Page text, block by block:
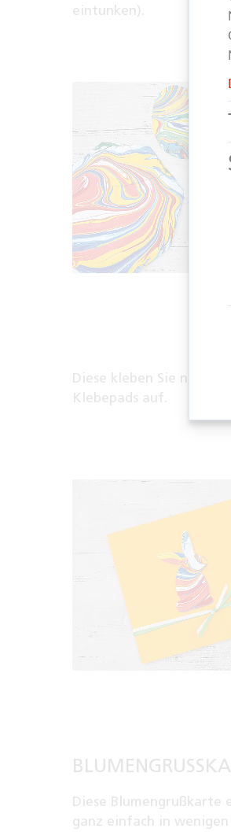
eintunken).
Diese kleben Sie nun
Klebepads auf.
Diese
ganz einfach in